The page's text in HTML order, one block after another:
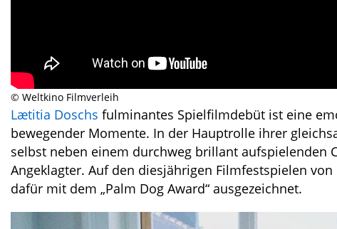
© Weltkino Filmverleih
Lætitia Doschs fulminantes Spielfilmdebüt ist eine
bewegender Momente. In der Hauptrolle ihrer
selbst neben einem durchweg brillant aufspielenden
Angeklagter. Auf den diesjährigen Filmfestspielen
dafür mit dem „Palm Dog Award“ ausgezeichnet.